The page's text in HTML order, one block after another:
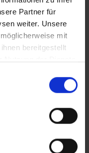
Partner für
weiter. Unsere
mit
bereitgestellt
in Gedanken im Krieg